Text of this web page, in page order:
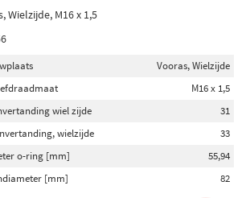
Wielzijde, M16 x 1,5
Vooras, Wielzijde
M16 x 1,5
wiel zijde
31
wielzijde
33
o-ring [mm]
55,94
[mm]
82